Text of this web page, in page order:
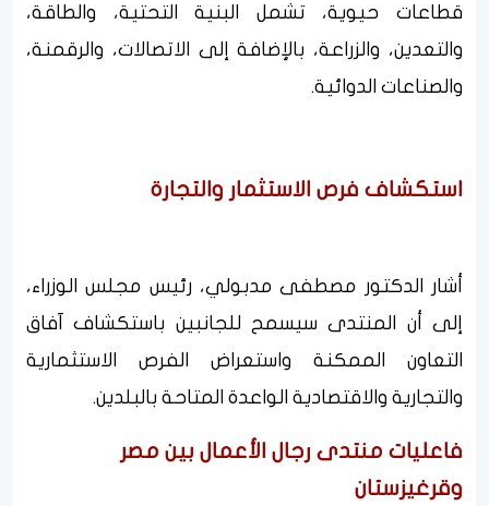
قطاعات حيوية، تشمل البنية التحتية، والطاقة،
والتعدين، والزراعة، بالإضافة إلى الاتصالات، والرقمنة،
والصناعات الدوائية.
استكشاف فرص الاستثمار والتجارة
أشار الدكتور مصطفى مدبولي، رئيس مجلس الوزراء،
إلى أن المنتدى سيسمح للجانبين باستكشاف آفاق
التعاون الممكنة واستعراض الفرص الاستثمارية
والتجارية والاقتصادية الواعدة المتاحة بالبلدين.
فاعليات منتدى رجال الأعمال بين مصر
وقرغيزستان